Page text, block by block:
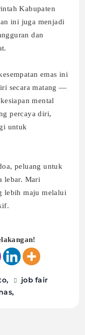
Kabupaten
ini juga menjadi
dan
emas ini
secara matang —
mental
percaya diri,
untuk
peluang untuk
lebar. Mari
lebih maju melalui
job fair